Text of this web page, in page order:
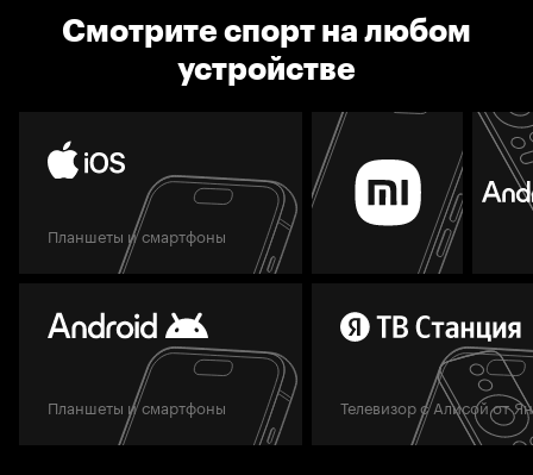
Смотрите спорт на любом
устройстве
Планшеты и смартфоны
Планшеты и смартфоны Телевизор с Алисой от